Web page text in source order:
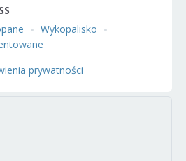
Wykopalisko
prywatności